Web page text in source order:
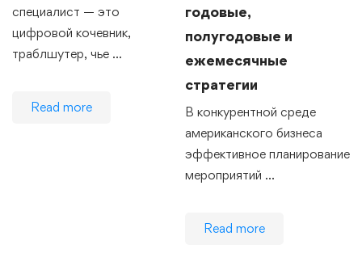
специалист — это
цифровой кочевник,
траблшутер, чье …
Read more
годовые,
полугодовые и
ежемесячные
стратегии
В конкурентной среде
американского бизнеса
эффективное планирование
мероприятий …
Read more